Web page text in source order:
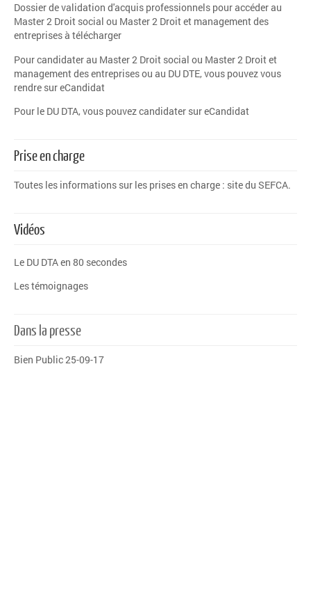
Dossier de validation d'acquis professionnels pour accéder au
Master 2 Droit social ou Master 2 Droit et management des
entreprises à télécharger
Pour candidater au Master 2 Droit social ou Master 2 Droit et
management des entreprises ou au DU DTE, vous pouvez vous
rendre sureCandidat
Pour le DU DTA, vous pouvez candidater sureCandidat
Prise en charge
Toutes les informations sur les prises en charge : site du SEFCA.
Vidéos
Le DU DTA en 80 secondes
Les témoignages
Dans la presse
Bien Public 25-09-17